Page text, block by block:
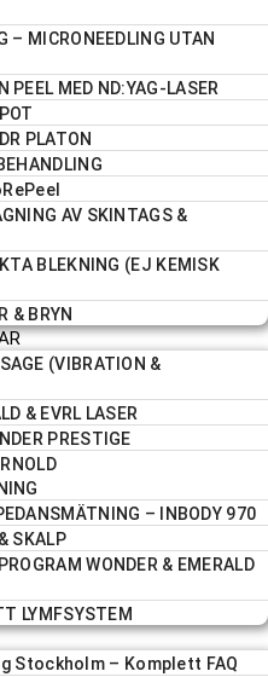
– MICRONEEDLING UTAN
PEEL MED ND:YAG-LASER
PLATON
AV SKINTAGS &
BLEKNING (EJ KEMISK
& BRYN
(VIBRATION &
& EVRL LASER
PRESTIGE
– INBODY 970
SKALP
WONDER & EMERALD
LYMFSYSTEM
Stockholm – Komplett FAQ